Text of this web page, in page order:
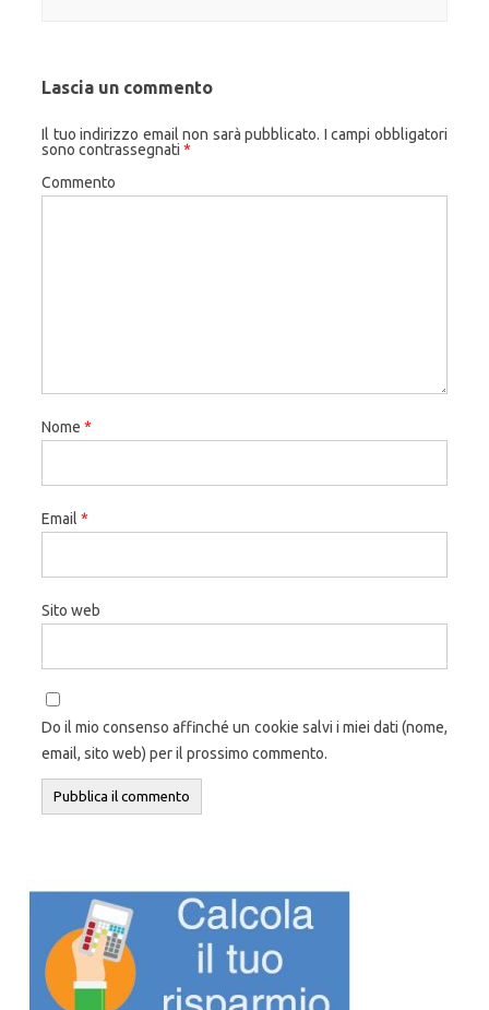
Lascia un commento
Il tuo indirizzo email non sarà pubblicato. I campi obbligatori
sono contrassegnati *
Commento
Nome *
Email *
Sito web
Do il mio consenso affinché un cookie salvi i miei dati (nome,
email, sito web) per il prossimo commento.